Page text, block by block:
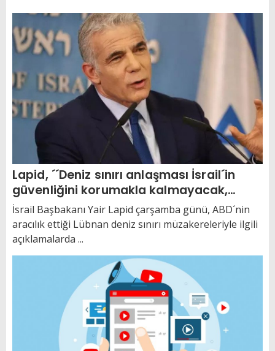
Lapid, ´´Deniz sınırı anlaşması İsrail´in
güvenliğini korumakla kalmayacak,
güçlendirecek´´
İsrail Başbakanı Yair Lapid çarşamba günü, ABD´nin
aracılık ettiği Lübnan deniz sınırı müzakereleriyle ilgili
açıklamalarda ...